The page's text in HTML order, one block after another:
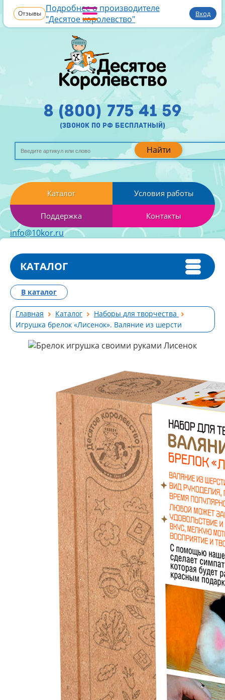
Отзывы Подробнее о производителе
"Десятое королевство"
Вход
Найти
8 (800) 775 41 59
(звонок по рф бесплатный)
Каталог Условия работы
Поддержка Контакты
info@10kor.ru
КАТАЛОГ
Главная Каталог
Наборы для творчества
Игрушка брелок «Лисенок». Валяние из шерсти
В каталог